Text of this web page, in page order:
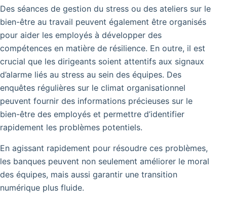
Des séances de gestion du stress ou des ateliers sur le
bien-être au travail peuvent également être organisés
pour aider les employés à développer des
compétences en matière de résilience. En outre, il est
crucial que les dirigeants soient attentifs aux signaux
d’alarme liés au stress au sein des équipes. Des
enquêtes régulières sur le climat organisationnel
peuvent fournir des informations précieuses sur le
bien-être des employés et permettre d’identifier
rapidement les problèmes potentiels.
En agissant rapidement pour résoudre ces problèmes,
les banques peuvent non seulement améliorer le moral
des équipes, mais aussi garantir une transition
numérique plus fluide.